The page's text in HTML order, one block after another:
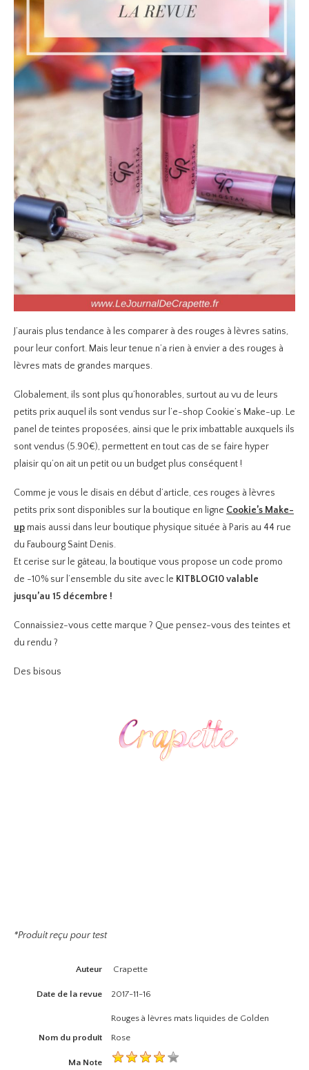
J’aurais plus tendance à les comparer à des rouges à lèvres satins,
pour leur confort. Mais leur tenue n’a rien à envier a des rouges à
lèvres mats de grandes marques.
Globalement, ils sont plus qu’honorables, surtout au vu de leurs
petits prix auquel ils sont vendus sur l’e-shop Cookie’s Make-up. Le
panel de teintes proposées, ainsi que le prix imbattable auxquels ils
sont vendus (5.90€), permettent en tout cas de se faire hyper
plaisir qu’on ait un petit ou un budget plus conséquent !
Comme je vous le disais en début d’article, ces rouges à lèvres
petits prix sont disponibles sur la boutique en ligne Cookie’s Make-
up mais aussi dans leur boutique physique située à Paris au 44 rue
du Faubourg Saint Denis.
Et cerise sur le gâteau, la boutique vous propose un code promo
de -10% sur l’ensemble du site avec le KITBLOG10 valable
jusqu’au 15 décembre !
Connaissiez-vous cette marque ? Que pensez-vous des teintes et
du rendu ?
Des bisous
*Produit reçu pour test
Auteur Crapette
Date de la revue 2017-11-16
Nom du produit
Rouges à lèvres mats liquides de Golden
Rose
Ma Note